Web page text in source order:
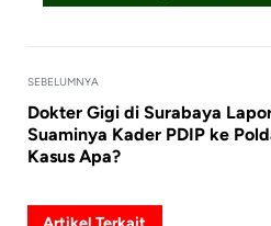
SEBELUMNYA
Dokter Gigi di Surabaya
Suaminya Kader PDIP ke
Kasus Apa?